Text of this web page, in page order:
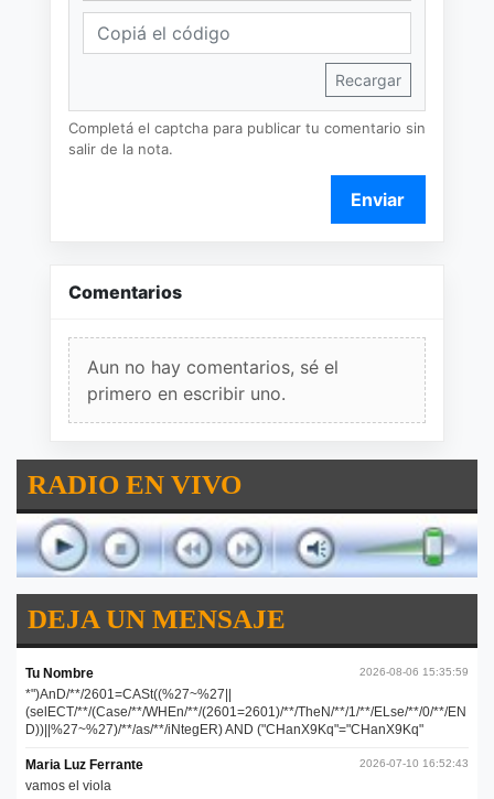
Recargar
Completá el captcha para publicar tu comentario sin
salir de la nota.
Enviar
Comentarios
Aun no hay comentarios, sé el
primero en escribir uno.
RADIO EN VIVO
DEJA UN MENSAJE